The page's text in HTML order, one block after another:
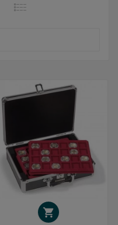
